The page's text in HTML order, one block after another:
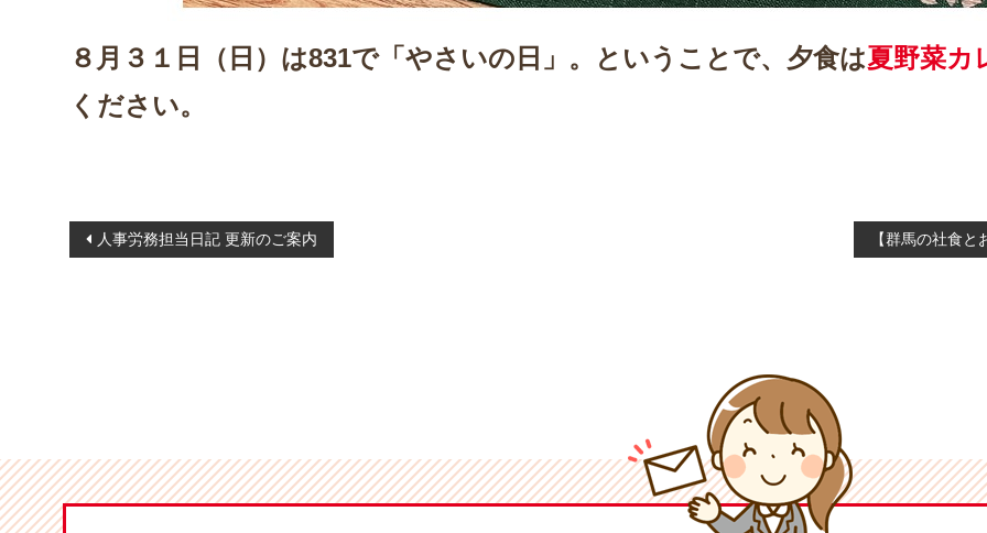
８月３１日（日）は831で「やさいの日」。ということで、夕食は夏野菜カ
ください。
投
稿
ン
人事労務担当日記 更新のご案内 【群馬の社食